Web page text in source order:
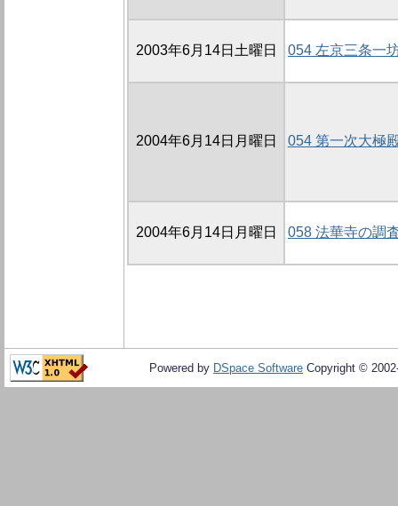
2003年6月14日土曜日 054 左京三条一
2004年6月14日月曜日 054 第一次大極
2004年6月14日月曜日 058 法華寺の調
Powered by DSpace Software Copyright ©